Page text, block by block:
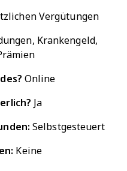
Vergütungen
Krankengeld,
Online
Ja
Selbstgesteuert
Keine